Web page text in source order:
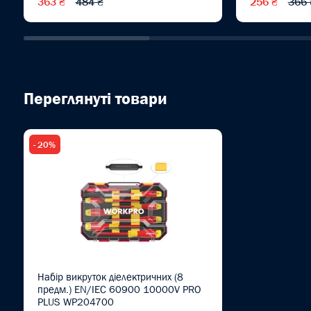
Переглянуті товари
- 20%
Набір викруток діелектричних (8
предм.) EN/IEC 60900 10000V PRO
PLUS WP204700